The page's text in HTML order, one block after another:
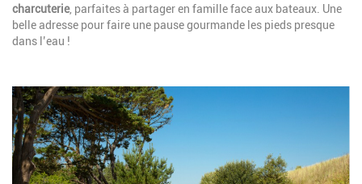
charcuterie, parfaites à partager en famille face aux bateaux. Une
belle adresse pour faire une pause gourmande les pieds presque
dans l’eau !
Image